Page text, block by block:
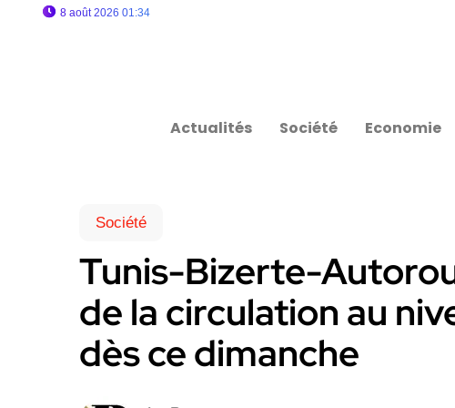
8 août 2026 01:34
Actualités Société Economie
Société
Tunis-Bizerte-
de la circulation au
dès ce dimanche